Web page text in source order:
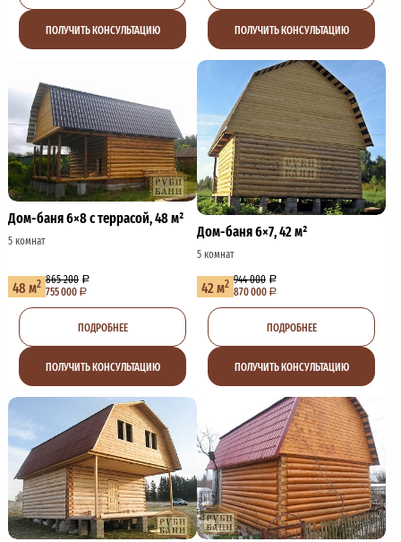
ПОЛУЧИТЬ КОНСУЛЬТАЦИЮ ПОЛУЧИТЬ КОНСУЛЬТАЦИЮ
Дом-баня 6×8 с террасой, 48 м²
5 комнат
48 м2 865 200
755 000
ПОДРОБНЕЕ
ПОЛУЧИТЬ КОНСУЛЬТАЦИЮ
Дом-баня 6×7, 42 м²
5 комнат
42 м2 944 000
870 000
ПОДРОБНЕЕ
ПОЛУЧИТЬ КОНСУЛЬТАЦИЮ